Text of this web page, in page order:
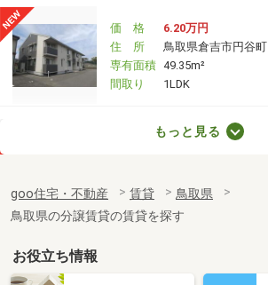
価 格
6.20万円
住 所
鳥取県倉吉市円谷町
専有面積 49.35m²
間取り
1LDK
専有面積
30.42m²
間取り
1K
鳥取県鳥取市安長
もっと見る
goo住宅・不動産 賃貸
鳥取県
鳥取県の分譲賃貸の賃貸を探す
お役立ち情報